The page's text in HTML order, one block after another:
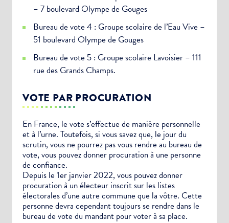
– 7 boulevard Olympe de Gouges
Bureau de vote 4 : Groupe scolaire de l’Eau Vive –
51 boulevard Olympe de Gouges
Bureau de vote 5 : Groupe scolaire Lavoisier – 111
rue des Grands Champs.
VOTE PAR PROCURATION
En France, le vote s’effectue de manière personnelle
et à l’urne. Toutefois, si vous savez que, le jour du
scrutin, vous ne pourrez pas vous rendre au bureau de
vote, vous pouvez donner procuration à une personne
de confiance.
Depuis le 1er janvier 2022, vous pouvez donner
procuration à un électeur inscrit sur les listes
électorales d’une autre commune que la vôtre. Cette
personne devra cependant toujours se rendre dans le
bureau de vote du mandant pour voter à sa place.